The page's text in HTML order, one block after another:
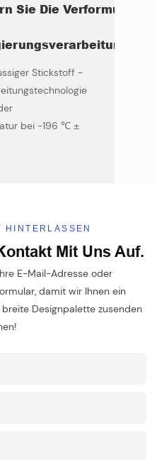
Sie Die Verformung
Stickstoff -
bei -196 ℃ ±
HINTERLASSEN
Mit Uns Auf.
E-Mail-Adresse oder
damit wir Ihnen ein
Designpalette zusenden